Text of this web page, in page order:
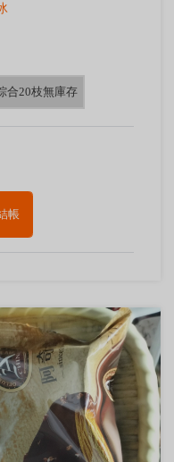
合20枝無庫存
帳